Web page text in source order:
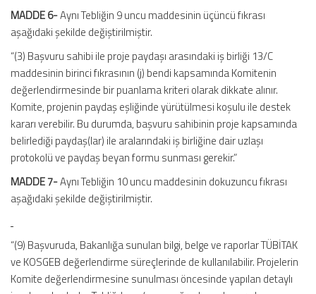
MADDE 6-Aynı Tebliğin 9 uncu maddesinin üçüncü fıkrası
aşağıdaki şekilde değiştirilmiştir.
“(3) Başvuru sahibi ile proje paydaşı arasındaki iş birliği 13/C
maddesinin birinci fıkrasının (j) bendi kapsamında Komitenin
değerlendirmesinde bir puanlama kriteri olarak dikkate alınır.
Komite, projenin paydaş eşliğinde yürütülmesi koşulu ile destek
kararı verebilir. Bu durumda, başvuru sahibinin proje kapsamında
belirlediği paydaş(lar) ile aralarındaki iş birliğine dair uzlaşı
protokolü ve paydaş beyan formu sunması gerekir.”
MADDE 7-Aynı Tebliğin 10 uncu maddesinin dokuzuncu fıkrası
aşağıdaki şekilde değiştirilmiştir.
“(9) Başvuruda, Bakanlığa sunulan bilgi, belge ve raporlar TÜBİTAK
ve KOSGEB değerlendirme süreçlerinde de kullanılabilir. Projelerin
Komite değerlendirmesine sunulması öncesinde yapılan detaylı